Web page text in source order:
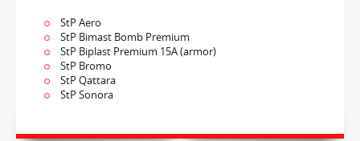
StP Aero
StP Bimast Bomb Premium
StP Biplast Premium 15A (armor)
StP Bromo
StP Qattara
StP Sonora